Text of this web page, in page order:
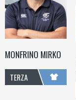
MONFRINO MIRKO
TERZA